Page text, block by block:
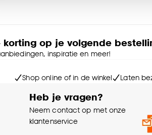
op je volgende
inspiratie en meer!
Shop online of in de winkel Laten
Heb je vragen?
Neem contact op met onze
klantenservice